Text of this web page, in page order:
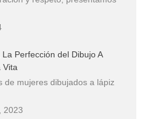
Perfección del Dibujo A
Vita
de mujeres dibujados a lápiz
2023